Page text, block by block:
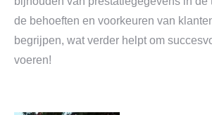
de behoeften en voorkeuren van
begrijpen, wat verder helpt om
voeren!